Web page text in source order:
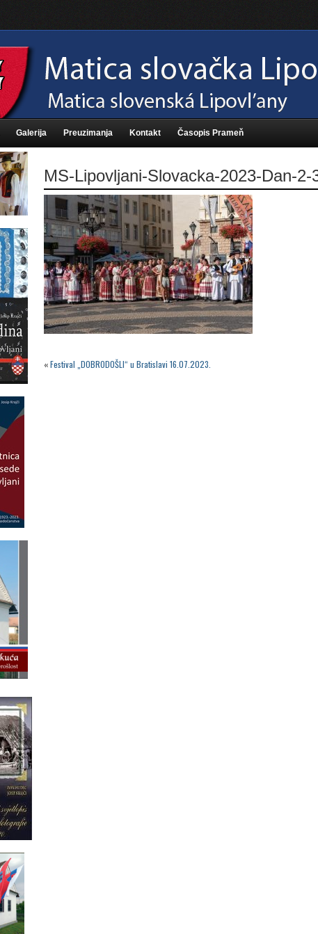
Galerija Preuzimanja Kontakt Časopis Prameň
MS-Lipovljani-Slovacka-2023-Dan-2-
«Festival „DOBRODOŠLI“ u Bratislavi 16.07.2023.